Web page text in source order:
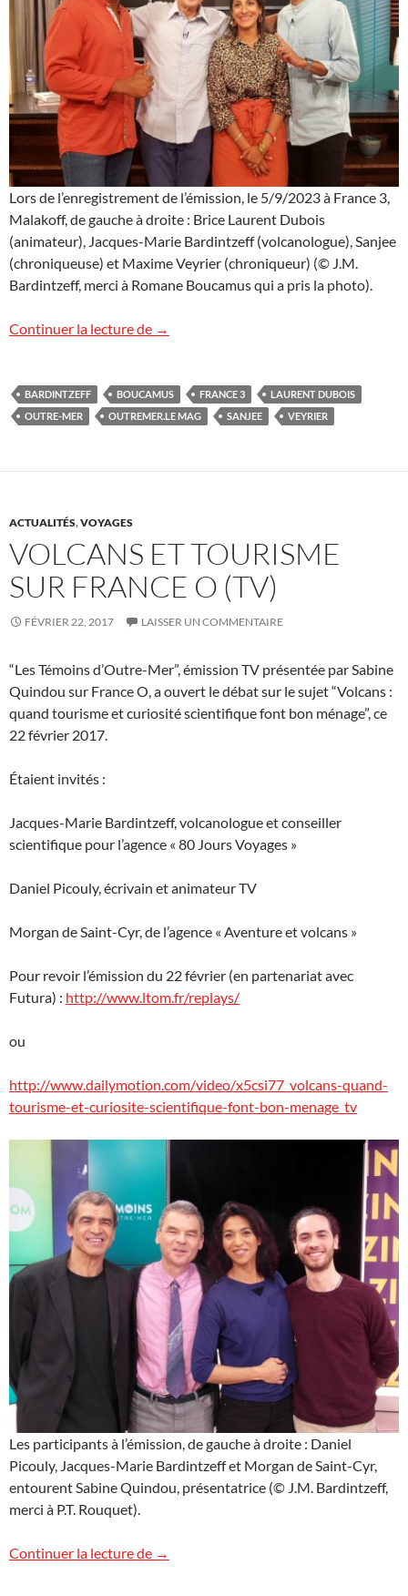
Lors de l’enregistrement de l’émission, le 5/9/2023 à France 3,
Malakoff, de gauche à droite : Brice Laurent Dubois
(animateur), Jacques-Marie Bardintzeff (volcanologue), Sanjee
(chroniqueuse) et Maxime Veyrier (chroniqueur) (© J.M.
Bardintzeff, merci à Romane Boucamus qui a pris la photo).
Continuer la lecture de Les volcans sur France 3 TV, Outremer.le
→
BARDINTZEFF BOUCAMUS FRANCE 3
LAURENT DUBOIS
OUTRE-MER
OUTREMER.LE MAG SANJEE VEYRIER
ACTUALITÉS,VOYAGES
VOLCANS ET TOURISME
SUR FRANCE O (TV)
FÉVRIER 22, 2017 LAISSER UN COMMENTAIRE
“Les Témoins d’Outre-Mer”, émission TV présentée par Sabine
Quindou sur France O, a ouvert le débat sur le sujet “Volcans :
quand tourisme et curiosité scientifique font bon ménage”, ce
22 février 2017.
Étaient invités :
Jacques-Marie Bardintzeff, volcanologue et conseiller
scientifique pour l’agence « 80 Jours Voyages »
Daniel Picouly, écrivain et animateur TV
Morgan de Saint-Cyr, de l’agence « Aventure et volcans »
Pour revoir l’émission du 22 février (en partenariat avec
Futura) : http://www.ltom.fr/replays/
ou
http://www.dailymotion.com/video/x5csi77_volcans-quand-
tourisme-et-curiosite-scientifique-font-bon-menage_tv
Les participants à l’émission, de gauche à droite : Daniel
Picouly, Jacques-Marie Bardintzeff et Morgan de Saint-Cyr,
entourent Sabine Quindou, présentatrice (© J.M. Bardintzeff,
merci à P.T. Rouquet).
Continuer la lecture de Volcans et tourisme sur France O (TV)
→